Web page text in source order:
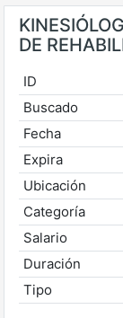
DE
ID
Buscado
Fecha
Expira
Ubicación
Categoría
Salario
Duración
Tipo